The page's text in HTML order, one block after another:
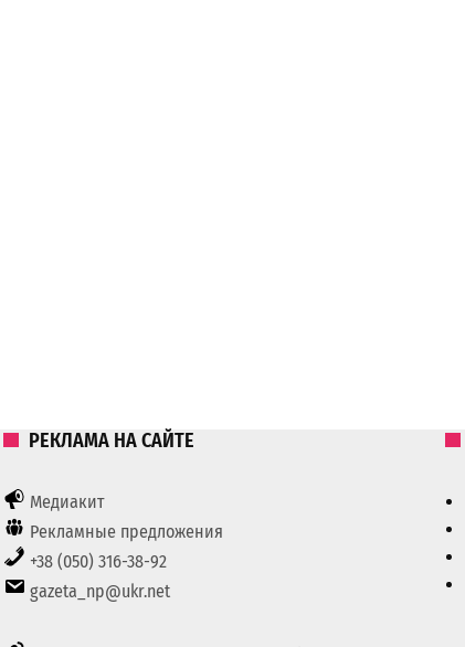
РЕКЛАМА НА САЙТЕ
Медиакит
Рекламные предложения
+38 (050) 316-38-92
gazeta_np@ukr.net